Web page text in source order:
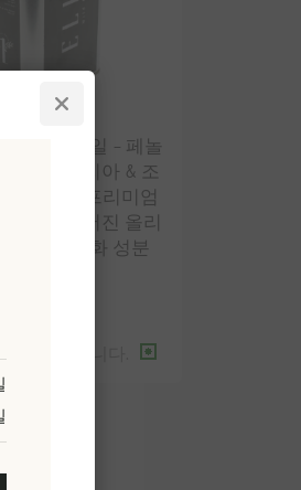
올리브 오일 – 페놀
은 아그릴리아 & 조
리터 캔 – 프리미엄
엑스트라 버진 올리
귀한 항산화 성분
금 별도
과 같습니다.